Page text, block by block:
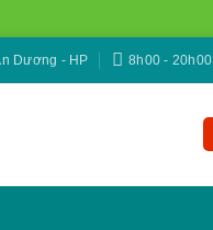
Dương - HP 8h00 - 20h00